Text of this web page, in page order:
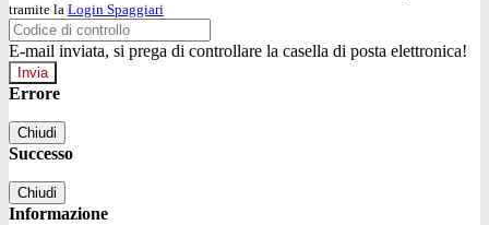
tramite la Login Spaggiari
E-mail inviata, si prega di controllare la casella di posta elettronica!
Errore
Chiudi
Successo
Chiudi
Informazione